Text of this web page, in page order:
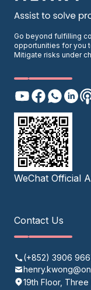
Go beyond fulfilling
opportunities for you
Mitigate risks under
WeChat Official
Contact Us
(+852) 3906
19th Floor,